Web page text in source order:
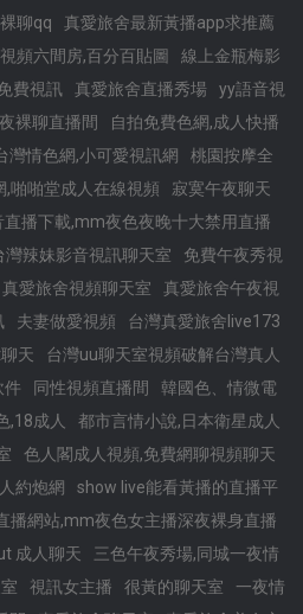
聊qq
真愛旅舍最新黃播app求推薦
頻六間房,百分百貼圖
線上金瓶梅影
費視訊 真愛旅舍直播秀場
yy語音視
裸聊直播間
自拍免費色網,成人快播
灣情色網,小可愛視訊網
桃園按摩全
,啪啪堂成人在線視頻
寂寞午夜聊天
直播下載,mm夜色夜晚十大禁用直播
灣辣妹影音視訊聊天室
免費午夜秀視
真愛旅舍視頻聊天室
真愛旅舍午夜視
夫妻做愛視頻
台灣真愛旅舍live173
天
台灣uu聊天室視頻破解台灣真人
件
同性視頻直播間
韓國色、情微電
,18成人
都市言情小說,日本衛星成人
色人閣成人視頻,免費網聊視頻聊天
約炮網
show live能看黃播的直播平
播網站,mm夜色女主播深夜裸身直播
成人聊天
三色午夜秀場,同城一夜情
視訊女主播 很黃的聊天室
一夜情